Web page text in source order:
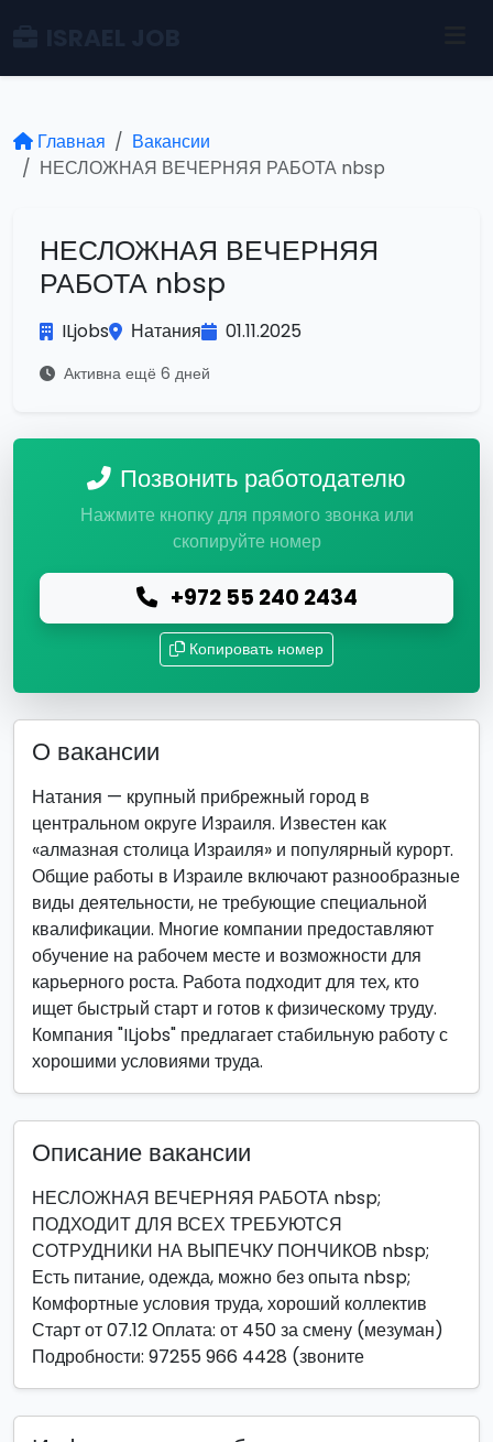
Главная
Вакансии
НЕСЛОЖНАЯ ВЕЧЕРНЯЯ РАБОТА nbsp
НЕСЛОЖНАЯ ВЕЧЕРНЯЯ
РАБОТА nbsp
ILjobs Натания 01.11.2025
Активна ещё 6 дней
Позвонить работодателю
Нажмите кнопку для прямого звонка или
скопируйте номер
+972 55 240 2434
Копировать номер
О вакансии
Натания — крупный прибрежный город в
центральном округе Израиля. Известен как
«алмазная столица Израиля» и популярный курорт.
Общие работы в Израиле включают разнообразные
виды деятельности, не требующие специальной
квалификации. Многие компании предоставляют
обучение на рабочем месте и возможности для
карьерного роста. Работа подходит для тех, кто
ищет быстрый старт и готов к физическому труду.
Компания "ILjobs" предлагает стабильную работу с
хорошими условиями труда.
Описание вакансии
НЕСЛОЖНАЯ ВЕЧЕРНЯЯ РАБОТА nbsp;
ПОДХОДИТ ДЛЯ ВСЕХ ТРЕБУЮТСЯ
СОТРУДНИКИ НА ВЫПЕЧКУ ПОНЧИКОВ nbsp;
Есть питание, одежда, можно без опыта nbsp;
Комфортные условия труда, хороший коллектив
Старт от 07.12 Оплата: от 450 за смену (мезуман)
Подробности: 97255 966 4428 (звоните